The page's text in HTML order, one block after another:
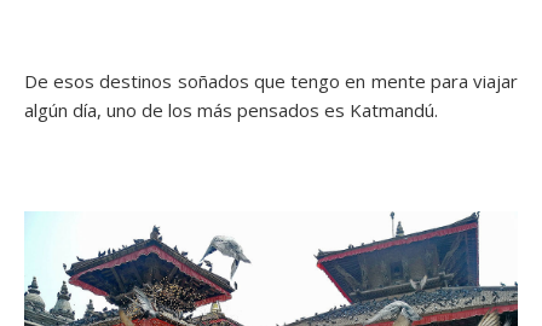
De esos destinos soñados que tengo en mente para viajar
algún día, uno de los más pensados es Katmandú.